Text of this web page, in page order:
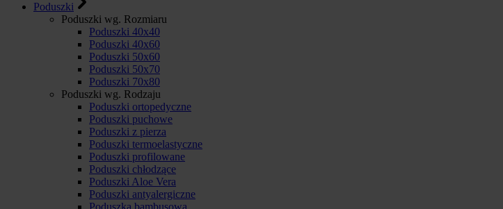
Poduszki
Poduszki wg. Rozmiaru
Poduszki 40x40
Poduszki 40x60
Poduszki 50x60
Poduszki 50x70
Poduszki 70x80
Poduszki wg. Rodzaju
Poduszki ortopedyczne
Poduszki puchowe
Poduszki z pierza
Poduszki termoelastyczne
Poduszki profilowane
Poduszki chłodzące
Poduszki Aloe Vera
Poduszki antyalergiczne
Poduszka bambusowa